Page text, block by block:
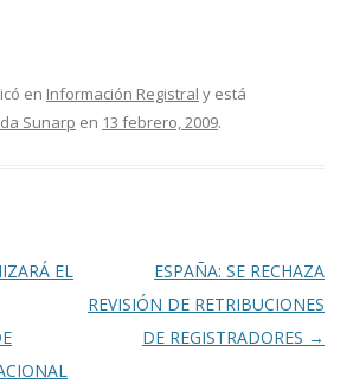
r
en Información Registral y está
Sunarp en 13 febrero, 2009.
EL
ESPAÑA: SE RECHAZA
REVISIÓN DE RETRIBUCIONES
DE REGISTRADORES →